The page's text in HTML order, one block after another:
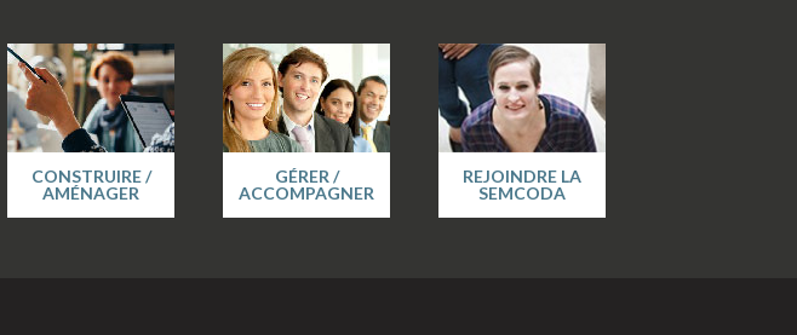
CONSTRUIRE /
AMÉNAGER
GÉRER /
ACCOMPAGNER
REJOINDRE LA
SEMCODA